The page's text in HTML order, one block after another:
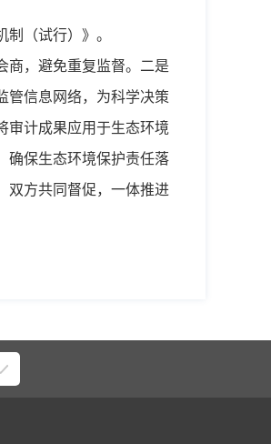
（试行）》。
商，避免重复监督。二是
管信息网络，为科学决策
审计成果应用于生态环境
确保生态环境保护责任落
双方共同督促，一体推进